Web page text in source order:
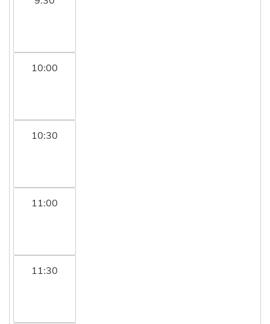
10:00
10:30
11:00
11:30